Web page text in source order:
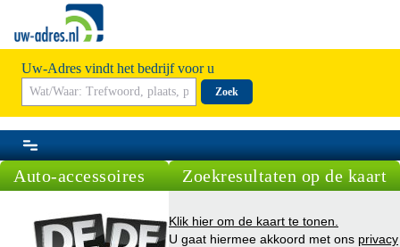
Uw-Adres vindt het bedrijf voor u
Zoek
Auto-accessoires Zoekresultaten op de kaart
Klik hier om de kaart te tonen.
U gaat hiermee akkoord met ons privacy